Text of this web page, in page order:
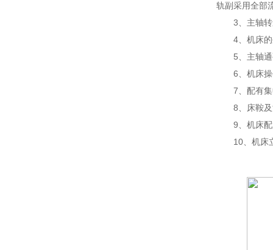
轨副采用全部
3、主轴转
4、机床的外
5、主轴通
6、机床操作
7、配有集中
8、床鞍及滑
9、机床配
10、机床立